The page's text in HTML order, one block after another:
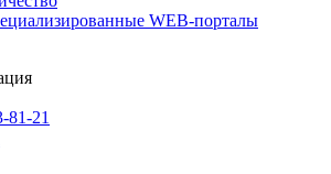
WEB-порталы
81-21